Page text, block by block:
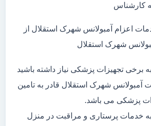
کارشناس
اعزام آمبولانس شهرک استقلال از
شهرک استقلال
برخی تجهیزات پزشکی نیاز داشته باشید
شهرک استقلال قادر به تامین
پزشکی می باشد.
خدمات پرستاری و مراقبت در منزل